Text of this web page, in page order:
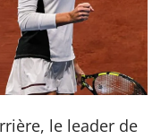
le leader de